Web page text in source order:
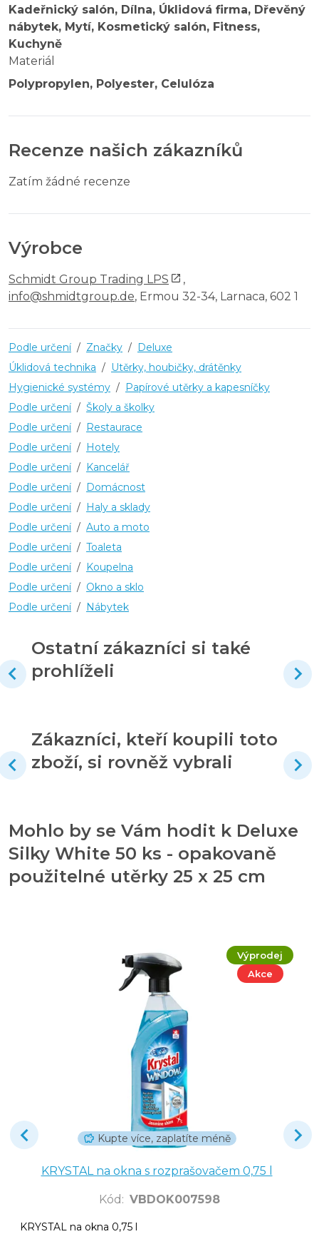
Kadeřnický salón, Dílna, Úklidová firma, Dřevěný
nábytek, Mytí, Kosmetický salón, Fitness,
Kuchyně
Materiál
Polypropylen, Polyester, Celulóza
Recenze našich zákazníků
Zatím žádné recenze
Výrobce
Schmidt Group Trading LPS
,
info@shmidtgroup.de, Ermou 32-34, Larnaca, 602 1
Podle určení / Značky / Deluxe
Úklidová technika / Utěrky, houbičky, drátěnky
Hygienické systémy / Papírové utěrky a kapesníčky
Podle určení / Školy a školky
Podle určení / Restaurace
Podle určení / Hotely
Podle určení / Kancelář
Podle určení / Domácnost
Podle určení / Haly a sklady
Podle určení / Auto a moto
Podle určení / Toaleta
Podle určení / Koupelna
Podle určení / Okno a sklo
Podle určení / Nábytek
Ostatní zákazníci si také
prohlíželi
Zákazníci, kteří koupili toto
zboží, si rovněž vybrali
Mohlo by se Vám hodit k Deluxe
Silky White 50 ks - opakovaně
použitelné utěrky 25 x 25 cm
Výprodej
Akce
Kupte více, zaplatíte méně
KRYSTAL na okna s rozprašovačem 0,75 l
Kód : VBDOK007598
KRYSTAL na okna 0,75 l